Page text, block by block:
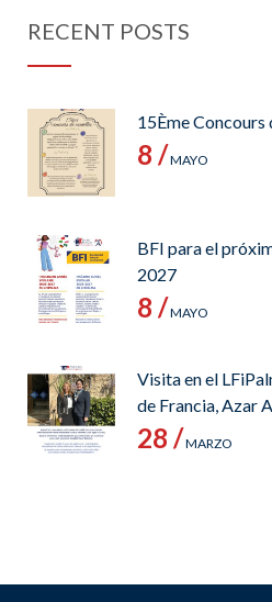
RECENT POSTS
15Ème Concours
8 /MAYO
BFI para el
2027
8 /MAYO
Visita en el
de Francia, Azar
28 /MARZO